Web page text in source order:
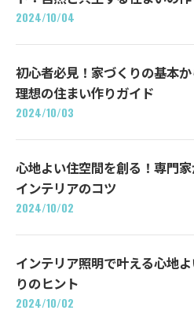
2024/10/04
初心者必見！家づくりの基本
理想の住まい作りガイド
2024/10/03
心地よい住空間を創る！専門
インテリアのコツ
2024/10/02
インテリア照明で叶える心地
りのヒント
2024/10/02